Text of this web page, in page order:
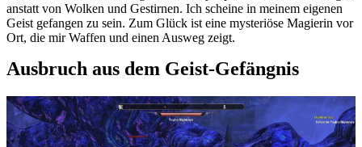
anstatt von Wolken und Gestirnen. Ich scheine in meinem eigenen
Geist gefangen zu sein. Zum Glück ist eine mysteriöse Magierin vor
Ort, die mir Waffen und einen Ausweg zeigt.
Ausbruch aus dem Geist-Gefängnis